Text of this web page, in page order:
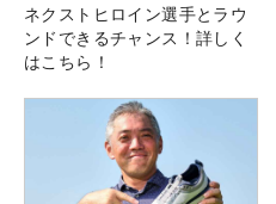
ネクストヒロイン選手とラウ
ンドできるチャンス！詳しく
はこちら！